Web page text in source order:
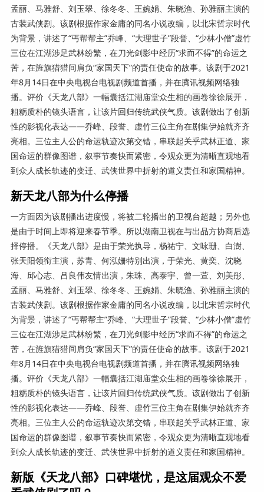
孟丽、马雅舒、刘玉翠、徐冬冬、王婉娟、朱晓渔、孙雅丽主演的
古装武侠剧。该剧根据作家金庸的同名小说改编，以北宋哲宗时代
为背景，讲述了“丐帮帮主”乔峰、“大理世子”段誉、“少林小僧”虚竹
三位在江湖涉足武林纷繁，在刀光剑影中经历“求而不得”的命运之
苦，在旌旗猎猎间肩负“家国天下”的责任使命的故事。该剧于2021
年8月14日在中央电视台电视剧频道首播，并在腾讯视频网络独
播。评价《天龙八部》一幅囊括江湖庙堂众生相的画卷徐徐展开，
粗粝质朴的镜头语言，让该片回归传统武侠气质。该剧做出了创新
性的影视化表达——乔峰、段誉、虚竹三位主角在剧集伊始就齐齐
亮相。三位主人公的命运轨迹次第交错，串联起关乎武林正道、家
国命运的群像图谱，叙事节奏快而紧密，令观众更为清晰直观地看
到众人成长轨迹的变迁、武侠世界中折射的道义责任和家国精神。
新天龙八部为什么停播
一方面因为该剧播出进度慢，将被二轮播出的卫视台超越；另外也
是由于时间上即将迎来春节季。所以湖南卫视在与出品方协商后选
择停播。《天龙八部》是由于荣光执导，杨祐宁、文咏珊、白澍、
张天阳领衔主演，苏青、何泓姗特别出演，于荣光、黄奕、沈晓
海、邱心志、吕良伟友情出演，朱珠、高泰宇、曾一萱、刘美彤、
孟丽、马雅舒、刘玉翠、徐冬冬、王婉娟、朱晓渔、孙雅丽主演的
古装武侠剧。该剧根据作家金庸的同名小说改编，以北宋哲宗时代
为背景，讲述了“丐帮帮主”乔峰、“大理世子”段誉、“少林小僧”虚竹
三位在江湖涉足武林纷繁，在刀光剑影中经历“求而不得”的命运之
苦，在旌旗猎猎间肩负“家国天下”的责任使命的故事。该剧于2021
年8月14日在中央电视台电视剧频道首播，并在腾讯视频网络独
播。评价《天龙八部》一幅囊括江湖庙堂众生相的画卷徐徐展开，
粗粝质朴的镜头语言，让该片回归传统武侠气质。该剧做出了创新
性的影视化表达——乔峰、段誉、虚竹三位主角在剧集伊始就齐齐
亮相。三位主人公的命运轨迹次第交错，串联起关乎武林正道、家
国命运的群像图谱，叙事节奏快而紧密，令观众更为清晰直观地看
到众人成长轨迹的变迁、武侠世界中折射的道义责任和家国精神。
新版《天龙八部》口碑堪忧，是这届观众不爱